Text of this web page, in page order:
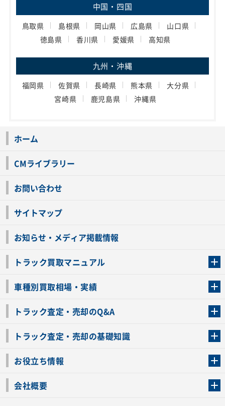
中国・四国
鳥取県 島根県 岡山県 広島県
山口県
徳島県
香川県 愛媛県 高知県
九州・沖縄
福岡県 佐賀県 長崎県 熊本県
大分県
宮崎県
鹿児島県 沖縄県
ホーム
CMライブラリー
お問い合わせ
サイトマップ
お知らせ・メディア掲載情報
トラック買取マニュアル
車種別買取相場・実績
トラック査定・売却のQ&A
トラック査定・売却の基礎知識
お役立ち情報
会社概要